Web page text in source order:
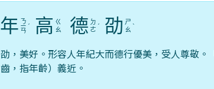
年 ㄋ
ㄧ
ㄢ
ˊ 高 ㄍ
ㄠ
德 ㄉ
ㄜ ˊ 劭 ㄕ
ㄠ ˋ
劭，美好。形容人年紀大而德行優美，受人尊敬。
齒，指年齡）義近。